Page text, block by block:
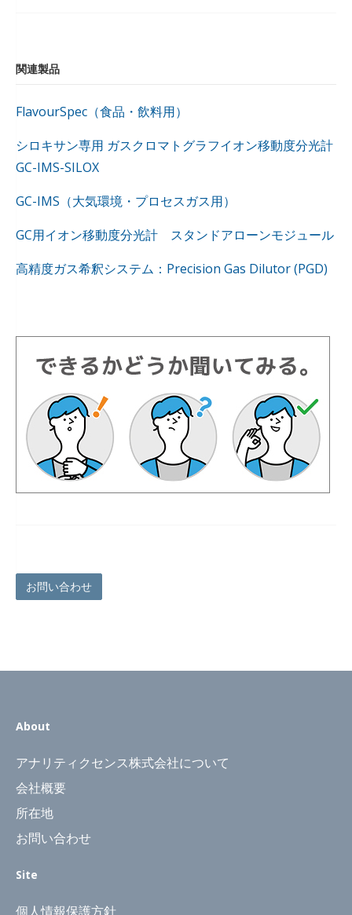
関連製品
FlavourSpec（食品・飲料用）
シロキサン専用 ガスクロマトグラフイオン移動度分光計
GC-IMS-SILOX
GC-IMS（大気環境・プロセスガス用）
GC用イオン移動度分光計 スタンドアローンモジュール
高精度ガス希釈システム：Precision Gas Dilutor (PGD)
お問い合わせ
About
アナリティクセンス株式会社について
会社概要
所在地
お問い合わせ
Site
個人情報保護方針